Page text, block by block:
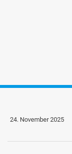
24. November 2025